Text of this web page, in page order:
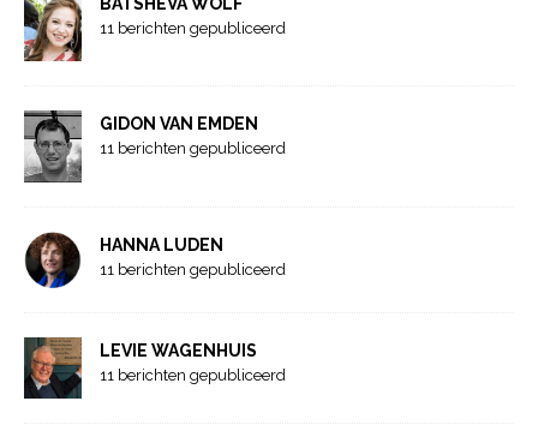
11 berichten gepubliceerd
GIDON VAN EMDEN
11 berichten gepubliceerd
HANNA LUDEN
11 berichten gepubliceerd
LEVIE WAGENHUIS
11 berichten gepubliceerd